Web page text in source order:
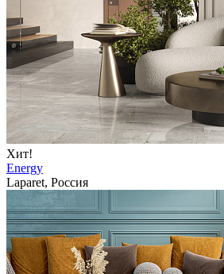
Хит!
Energy
Laparet, Россия